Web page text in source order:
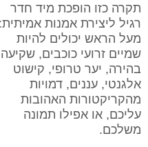
תקרה כזו הופכת מיד חדר
רגיל ליצירת אמנות אמיתית:
מעל הראש יכולים להיות
שמיים זרועי כוכבים, שקיעה
בהירה, יער טרופי, קישוט
אלגנטי, עננים, דמויות
מהקריקטורות האהובות
עליכם, או אפילו תמונה
משלכם.